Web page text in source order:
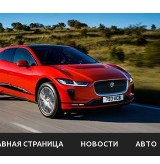
СТРАНИЦА НОВОСТИ АВТО